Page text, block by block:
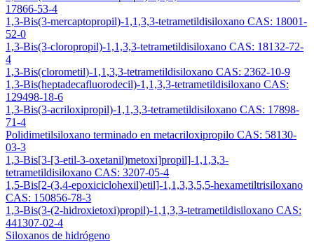
17866-53-4
1,3-Bis(3-mercaptopropil)-1,1,3,3-tetrametildisiloxano CAS: 18001-
52-0
1,3-Bis(3-cloropropil)-1,1,3,3-tetrametildisiloxano CAS: 18132-72-
4
1,3-Bis(clorometil)-1,1,3,3-tetrametildisiloxano CAS: 2362-10-9
1,3-Bis(heptadecafluorodecil)-1,1,3,3-tetrametildisiloxano CAS:
129498-18-6
1,3-Bis(3-acriloxipropil)-1,1,3,3-tetrametildisiloxano CAS: 17898-
71-4
Polidimetilsiloxano terminado en metacriloxipropilo CAS: 58130-
03-3
1,3-Bis[3-[3-etil-3-oxetanil)metoxi]propil]-1,1,3,3-
tetrametildisiloxano CAS: 3207-05-4
1,5-Bis[2-(3,4-epoxiciclohexil)etil]-1,1,3,3,5,5-hexametiltrisiloxano
CAS: 150856-78-3
1,3-Bis(3-(2-hidroxietoxi)propil)-1,1,3,3-tetrametildisiloxano CAS:
441307-02-4
Siloxanos de hidrógeno